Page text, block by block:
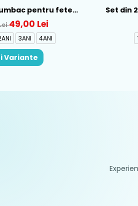
pentru fete
- 1930-069
49,00 Lei
3ANI 4ANI
Variante
Set din